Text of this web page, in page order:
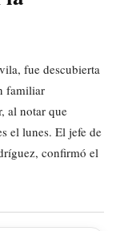
fue descubierta
familiar
al notar que
el lunes. El jefe de
confirmó el